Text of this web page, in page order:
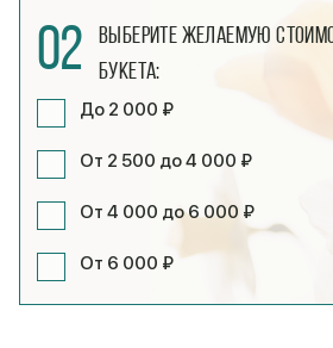
02
Выберите желаемую
букета:
До 2 000 ₽
От 2 500 до 4 000 ₽
От 4 000 до 6 000 ₽
От 6 000 ₽